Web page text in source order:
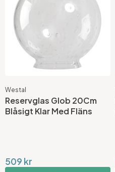
Westal
Reservglas Glob 20Cm
Blåsigt Klar Med Fläns
509 kr